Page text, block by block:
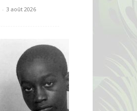
- 3 août 2026